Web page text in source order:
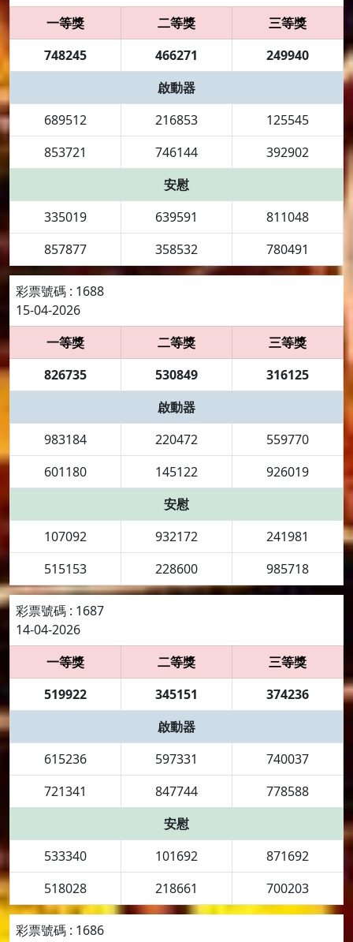
一等獎
二等獎
三等獎
748245
466271
249940
啟動器
689512
216853
125545
853721
746144
392902
安慰
335019
639591
811048
857877
358532 780491
彩票號碼 : 1688
15-04-2026
一等獎
二等獎
三等獎
826735
530849
316125
啟動器
983184
220472
559770
601180
145122
926019
安慰
107092
932172
241981
515153
228600 985718
彩票號碼 : 1687
14-04-2026
一等獎
二等獎
三等獎
519922
345151
374236
啟動器
615236
597331
740037
721341
847744
778588
安慰
533340
101692
871692
518028
218661 700203
彩票號碼 : 1686